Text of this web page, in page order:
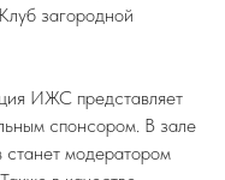
загородной
ИЖС представляет
спонсором. В зале
модератором